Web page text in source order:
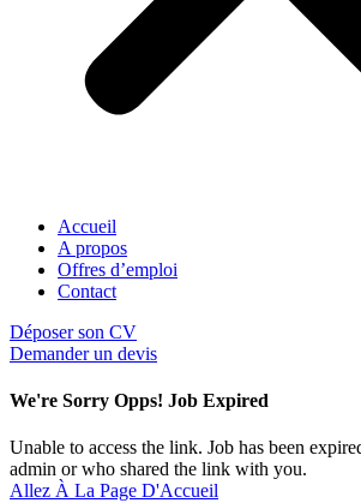
Accueil
A propos
Offres d’emploi
Contact
Déposer son CV
Demander un devis
We're Sorry Opps! Job Expired
Unable to access the link. Job has been
admin or who shared the link with you.
Allez À La Page D'Accueil